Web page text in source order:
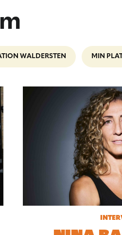
WALDERSTEN MIN